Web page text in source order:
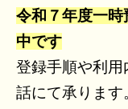
令和７年度一
中です
登録手順や利
話にて承りま